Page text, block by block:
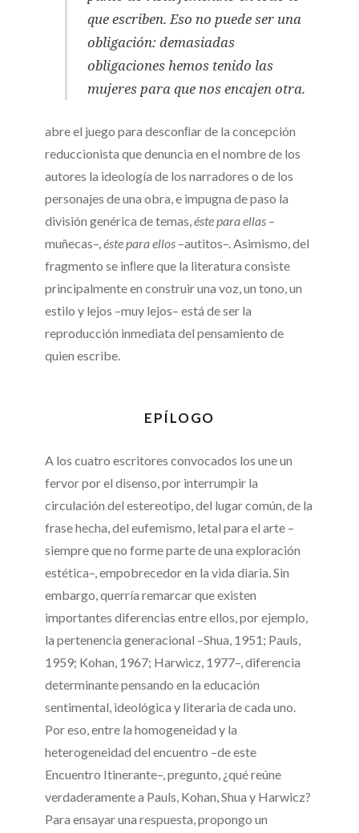
que escriben. Eso no puede ser una
obligación: demasiadas
obligaciones hemos tenido las
mujeres para que nos encajen otra.
abre el juego para desconﬁar de la concepción
reduccionista que denuncia en el nombre de los
autores la ideología de los narradores o de los
personajes de una obra, e impugna de paso la
división genérica de temas, éste para ellas –
muñecas–, éste para ellos –autitos–. Asimismo, del
fragmento se inﬁere que la literatura consiste
principalmente en construir una voz, un tono, un
estilo y lejos –muy lejos– está de ser la
reproducción inmediata del pensamiento de
quien escribe.
EPÍLOGO
A los cuatro escritores convocados los une un
fervor por el disenso, por interrumpir la
circulación del estereotipo, del lugar común, de la
frase hecha, del eufemismo, letal para el arte –
siempre que no forme parte de una exploración
estética–, empobrecedor en la vida diaria. Sin
embargo, querría remarcar que existen
importantes diferencias entre ellos, por ejemplo,
la pertenencia generacional –Shua, 1951; Pauls,
1959; Kohan, 1967; Harwicz, 1977–, diferencia
determinante pensando en la educación
sentimental, ideológica y literaria de cada uno.
Por eso, entre la homogeneidad y la
heterogeneidad del encuentro –de este
Encuentro Itinerante–, pregunto, ¿qué reúne
verdaderamente a Pauls, Kohan, Shua y Harwicz?
Para ensayar una respuesta, propongo un